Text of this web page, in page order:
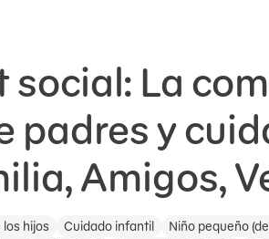
social: La
padres y
Amigos,
los hijos Cuidado infantil
Niño pequeño